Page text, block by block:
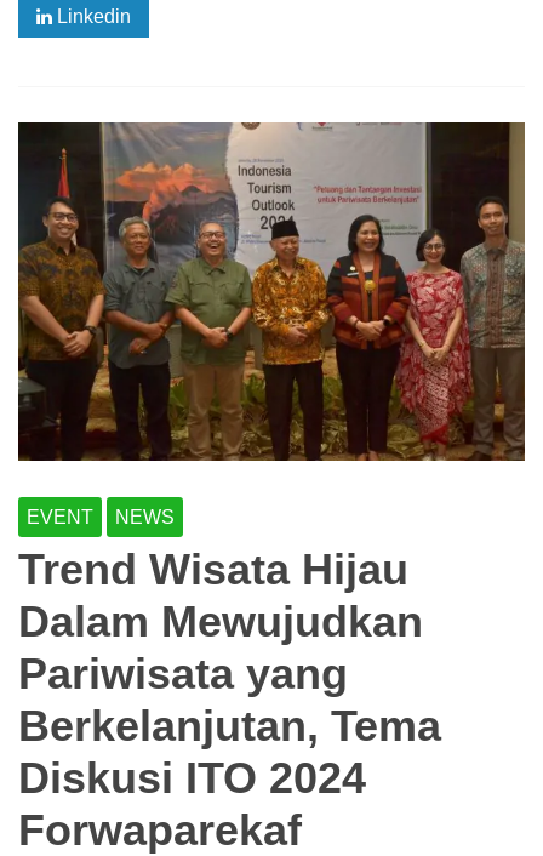
Linkedin
EVENT NEWS
Trend Wisata Hijau
Dalam Mewujudkan
Pariwisata yang
Berkelanjutan, Tema
Diskusi ITO 2024
Forwaparekaf